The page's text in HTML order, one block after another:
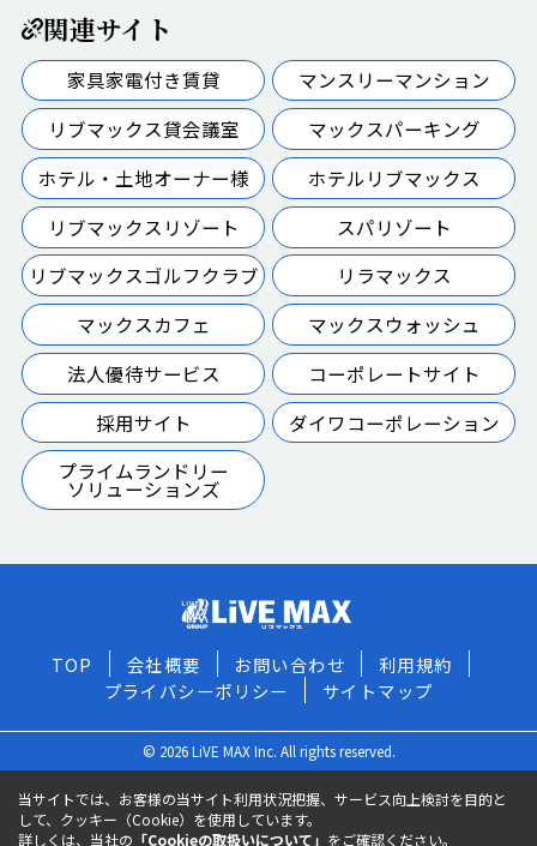
関連サイト
家具家電付き賃貸
マンスリーマンション
リブマックス貸会議室
マックスパーキング
ホテル・土地オーナー様
ホテルリブマックス
リブマックスリゾート
スパリゾート
リブマックスゴルフクラブ
リラマックス
マックスカフェ
マックスウォッシュ
法人優待サービス
コーポレートサイト
採用サイト
ダイワコーポレーション
プライムランドリー
ソリューションズ
TOP 会社概要 お問い合わせ
利用規約
プライバシーポリシー
サイトマップ
© 2026 LiVE MAX Inc. All rights reserved.
当サイトでは、お客様の当サイト利用状況把握、サービス向上検討を目的と
して、クッキー（Cookie）を使用しています。
詳しくは、当社の 「Cookieの取扱いについて」 をご確認ください。